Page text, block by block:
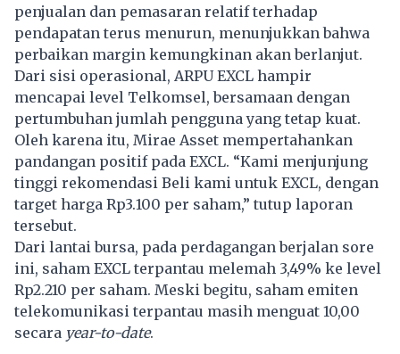
penjualan dan pemasaran relatif terhadap
pendapatan terus menurun, menunjukkan bahwa
perbaikan margin kemungkinan akan berlanjut.
Dari sisi operasional, ARPU EXCL hampir
mencapai level Telkomsel, bersamaan dengan
pertumbuhan jumlah pengguna yang tetap kuat.
Oleh karena itu, Mirae Asset mempertahankan
pandangan positif pada EXCL. “Kami menjunjung
tinggi rekomendasi Beli kami untuk EXCL, dengan
target harga Rp3.100 per saham,” tutup laporan
tersebut.
Dari lantai bursa, pada perdagangan berjalan sore
ini, saham EXCL terpantau melemah 3,49% ke level
Rp2.210 per saham. Meski begitu, saham emiten
telekomunikasi terpantau masih menguat 10,00
secara year-to-date.